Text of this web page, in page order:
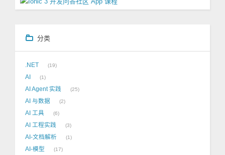
分类
.NET 19
AI 1
AI Agent 实践 25
AI 与数据 2
AI 工具 6
AI 工程实践 3
AI-文档解析 1
AI-模型 17